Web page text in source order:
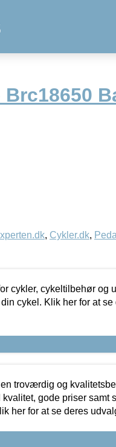
, Cykler.dk,
cykler, cykeltilbehør og
cykel. Klik her for at se
troværdig og
gode priser samt
her for at se deres